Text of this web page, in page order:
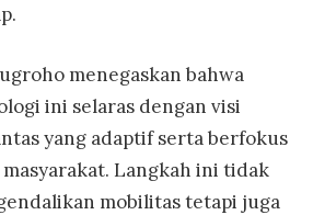
menegaskan bahwa
ini selaras dengan visi
yang adaptif serta berfokus
Langkah ini tidak
mobilitas tetapi juga